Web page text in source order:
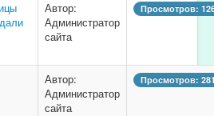
Автор:
Администратор
сайта
Просмотров:
Автор:
Администратор
сайта
Просмотров: